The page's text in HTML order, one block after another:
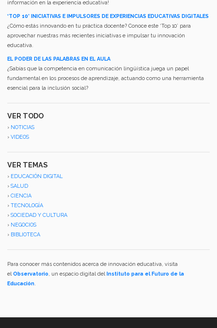
información en la experiencia educativa!
‘TOP 10’ INICIATIVAS E IMPULSORES DE EXPERIENCIAS EDUCATIVAS DIGITALES
¿Cómo estás innovando en tu práctica docente? Conoce este ‘Top 10’ para
aprovechar nuestras más recientes iniciativas e impulsar tu innovación
educativa.
EL PODER DE LAS PALABRAS EN EL AULA
¿Sabías que la competencia en comunicación lingüística juega un papel
fundamental en los procesos de aprendizaje, actuando como una herramienta
esencial para la inclusión social?
VER TODO
› NOTICIAS
› VIDEOS
VER TEMAS
› EDUCACIÓN DIGITAL
› SALUD
› CIENCIA
› TECNOLOGÍA
› SOCIEDAD Y CULTURA
› NEGOCIOS
› BIBLIOTECA
Para conocer más contenidos acerca de innovación educativa, visita
elObservatorio, un espacio digital del Instituto para el Futuro de la
Educación.